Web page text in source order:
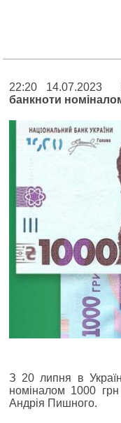
22:20 14.07.2023
банкноти
З 20 липня в
номіналом 1000
Андрія Пишного.